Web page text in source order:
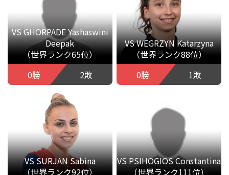
VS GHORPADE Yashaswini
Deepak
（世界ランク65位）
0勝
2敗
VS WEGRZYN Katarzyna
（世界ランク88位）
0勝
1敗
VS SURJAN Sabina
（世界ランク92位）
VS PSIHOGIOS Constantina
（世界ランク111位）